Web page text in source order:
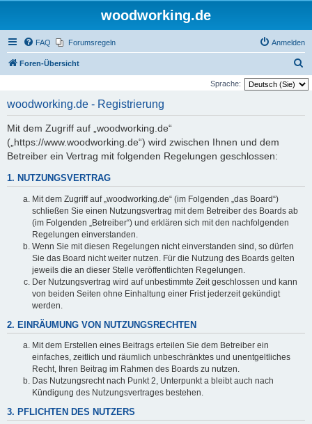
woodworking.de
FAQ Forumsregeln Anmelden
Foren-Übersicht
u
Sprache:
woodworking.de - Registrierung
Mit dem Zugriff auf „woodworking.de“
(„https://www.woodworking.de“) wird zwischen Ihnen und dem
Betreiber ein Vertrag mit folgenden Regelungen geschlossen:
1. NUTZUNGSVERTRAG
Mit dem Zugriff auf „woodworking.de“ (im Folgenden „das Board“)
schließen Sie einen Nutzungsvertrag mit dem Betreiber des Boards ab
(im Folgenden „Betreiber“) und erklären sich mit den nachfolgenden
Regelungen einverstanden.
Wenn Sie mit diesen Regelungen nicht einverstanden sind, so dürfen
Sie das Board nicht weiter nutzen. Für die Nutzung des Boards gelten
jeweils die an dieser Stelle veröffentlichten Regelungen.
Der Nutzungsvertrag wird auf unbestimmte Zeit geschlossen und kann
von beiden Seiten ohne Einhaltung einer Frist jederzeit gekündigt
werden.
2. EINRÄUMUNG VON NUTZUNGSRECHTEN
Mit dem Erstellen eines Beitrags erteilen Sie dem Betreiber ein
einfaches, zeitlich und räumlich unbeschränktes und unentgeltliches
Recht, Ihren Beitrag im Rahmen des Boards zu nutzen.
Das Nutzungsrecht nach Punkt 2, Unterpunkt a bleibt auch nach
Kündigung des Nutzungsvertrages bestehen.
3. PFLICHTEN DES NUTZERS